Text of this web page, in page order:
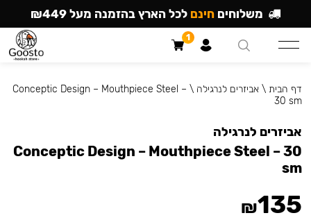
דף הבית \אביזרים לנרגילה \
Conceptic Design – Mouthpiece Steel –
30 sm
אביזרים לנרגילה
Conceptic Design – Mouthpiece Steel – 30
sm
₪135
משלוחים חינם לכל הארץ בהזמנה מעל ₪449
1